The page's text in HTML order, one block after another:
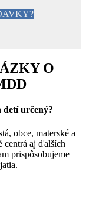
O
určený?
obce, materské a
centrá aj ďalších
prispôsobujeme